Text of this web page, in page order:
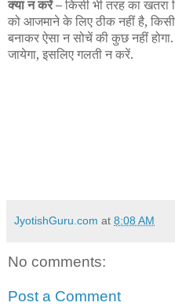
क्या न करें –किसी भी तरह का
को आजमाने के लिए ठीक नहीं है, किसी
बनाकर ऐसा न सोचें की कुछ नहीं
जायेगा, इसलिए गलती न करें.
JyotishGuru.com at 8:08 AM
No comments:
Post a Comment